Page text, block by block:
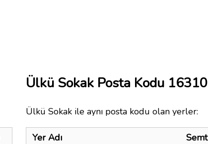
Ülkü Sokak Posta Kodu 16310
Ülkü Sokak ile aynı posta kodu olan yerler:
Yer Adı
Semt